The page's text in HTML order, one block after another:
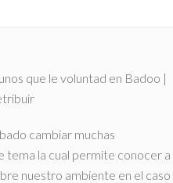
que le voluntad en Badoo |
cambiar muchas
tema la cual permite conocer a
nuestro ambiente en el caso